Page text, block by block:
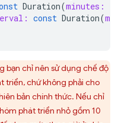
Duration(minutes:
const Duration(
bạn chỉ nên sử dụng chế độ
triển, chứ không phải cho
bản chính thức. Nếu chỉ
phát triển nhỏ gồm 10